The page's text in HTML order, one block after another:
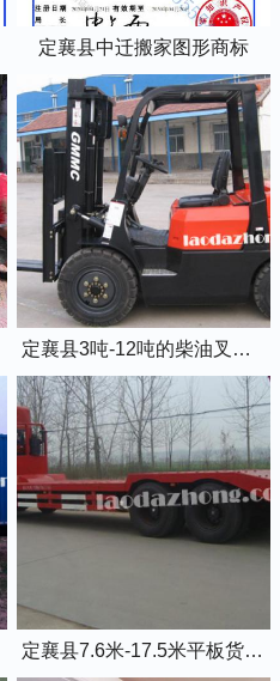
定襄县中迁搬家图形商标
定襄县3吨-12吨的柴油叉车出租
定襄县7.6米-17.5米平板货车出租